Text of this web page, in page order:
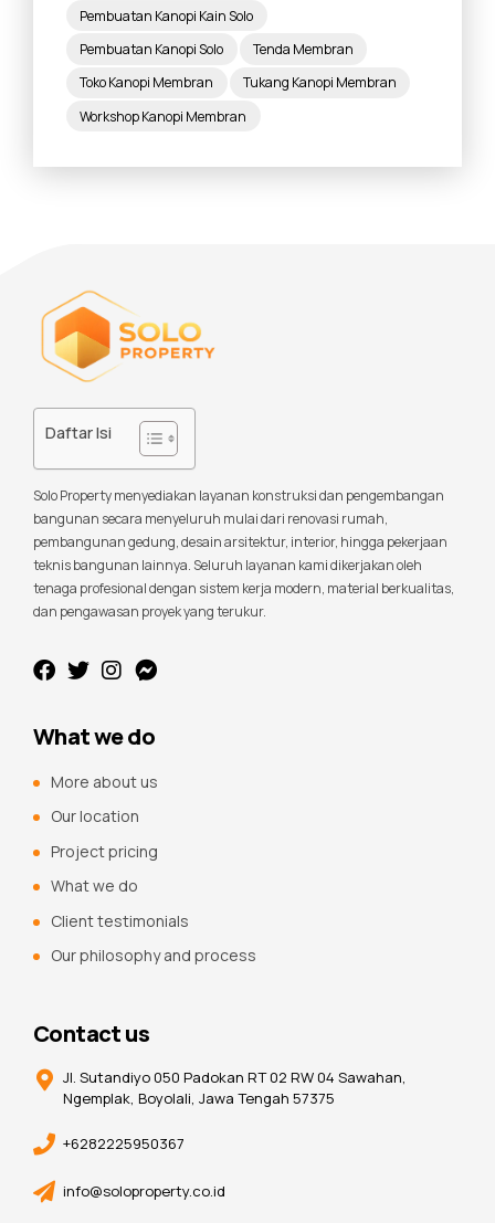
Pembuatan Kanopi Kain Solo
Pembuatan Kanopi Solo
Tenda Membran
Toko Kanopi Membran
Tukang Kanopi Membran
Workshop Kanopi Membran
Daftar Isi
Solo Property menyediakan layanan konstruksi dan pengembangan
bangunan secara menyeluruh mulai dari renovasi rumah,
pembangunan gedung, desain arsitektur, interior, hingga pekerjaan
teknis bangunan lainnya. Seluruh layanan kami dikerjakan oleh
tenaga profesional dengan sistem kerja modern, material berkualitas,
dan pengawasan proyek yang terukur.
What we do
More about us
Our location
Project pricing
What we do
Client testimonials
Our philosophy and process
Contact us
Jl. Sutandiyo 050 Padokan RT 02 RW 04 Sawahan,
Ngemplak, Boyolali, Jawa Tengah 57375
+6282225950367
info@soloproperty.co.id